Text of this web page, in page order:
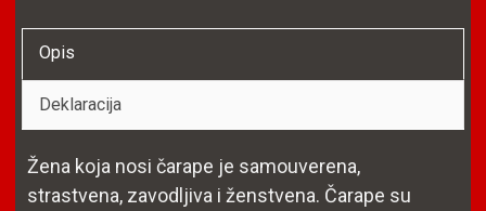
Opis
Deklaracija
Žena koja nosi čarape je samouverena,
strastvena, zavodljiva i ženstvena. Čarape su